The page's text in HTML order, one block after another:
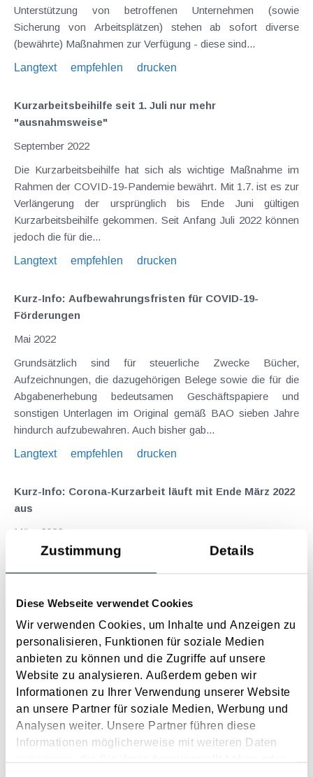
Zustimmung Details
Diese Webseite verwendet Cookies
Wir verwenden Cookies, um Inhalte und Anzeigen zu
personalisieren, Funktionen für soziale Medien
anbieten zu können und die Zugriffe auf unsere
Website zu analysieren. Außerdem geben wir
Informationen zu Ihrer Verwendung unserer Website
an unsere Partner für soziale Medien, Werbung und
Analysen weiter. Unsere Partner führen diese
Informationen möglicherweise mit weiteren Daten
Unterstützung von betroffenen Unternehmen (sowie
Sicherung von Arbeitsplätzen) stehen ab sofort diverse
(bewährte) Maßnahmen zur Verfügung - diese sind...
Langtext
empfehlen drucken
Kurzarbeitsbeihilfe seit 1. Juli nur mehr
"ausnahmsweise"
September 2022
Die Kurzarbeitsbeihilfe hat sich als wichtige Maßnahme im
Rahmen der COVID-19-Pandemie bewährt. Mit 1.7. ist es zur
Verlängerung der ursprünglich bis Ende Juni gültigen
Kurzarbeitsbeihilfe gekommen. Seit Anfang Juli 2022 können
jedoch die für die...
Langtext
empfehlen drucken
Kurz-Info: Aufbewahrungsfristen für COVID-19-
Förderungen
Mai 2022
Grundsätzlich sind für steuerliche Zwecke Bücher,
Aufzeichnungen, die dazugehörigen Belege sowie die für die
Abgabenerhebung bedeutsamen Geschäftspapiere und
sonstigen Unterlagen im Original gemäß BAO sieben Jahre
hindurch aufzubewahren. Auch bisher gab...
Langtext
empfehlen drucken
Kurz-Info: Corona-Kurzarbeit läuft mit Ende März 2022
aus
März 2022
Aufgrund der Erholung des heimischen Arbeitsmarktes läuft
die Corona-Kurzarbeit für besonders betroffene Betriebe mit
100-prozentiger Kostenersatz möglich. Die Maximaldauer der
Inanspruchnahme der regulären...
Langtext
empfehlen drucken
News-Splitter - wichtige Änderungen im
Sozialversicherungs-, Arbeits- und Lohnsteuerrecht
Februar 2022
Zahlungserleichterungen im Zusammenhang mit COVID-19
Im Bereich der ASVG-Beiträge ist es während der Corona-